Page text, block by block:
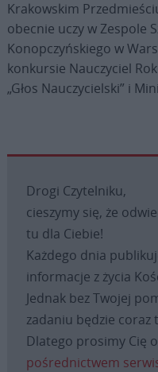
Krakowskim
obecnie uczy w Zespole
Konopczyńskiego w
konkursie Nauczyciel
„Głos Nauczycielski” i
Drogi Czytelniku,
cieszymy się, że
tu dla Ciebie!
Każdego dnia
informacje z życia
Jednak bez Twojej
zadaniu będzie coraz
Dlatego prosimy Cię o
pośrednictwem